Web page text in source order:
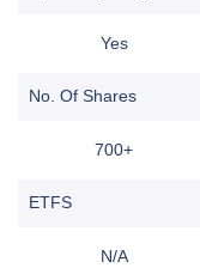
Yes
No. Of Shares
700+
ETFS
N/A